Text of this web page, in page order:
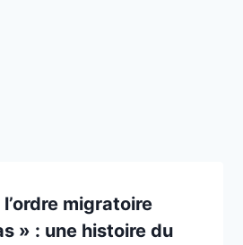
migratoire
» : une histoire du